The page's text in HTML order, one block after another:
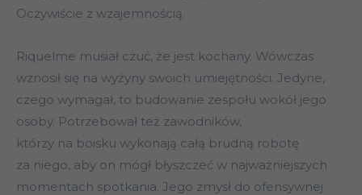
Oczywiście z wzajemnością.
Riquelme musiał czuć, że jest kochany. Wówczas
wznosił się na wyżyny swoich umiejętności. Jedyne,
czego wymagał, to budowanie zespołu wokół jego
osoby. Potrzebował też zawodników,
którzy na boisku wykonają całą brudną robotę
za niego, aby on mógł błyszczeć w najważniejszych
momentach spotkania. Jego zmysł do ofensywnej